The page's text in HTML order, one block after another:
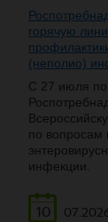
горячую
(неполио)
С 27 июля по
по вопросам
инфекции.
10